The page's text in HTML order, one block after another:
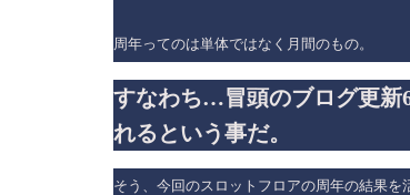
周年ってのは単体ではなく月間のもの。
すなわち…冒頭のブログ更新
れるという事だ。
そう、今回のスロットフロアの周年の結果